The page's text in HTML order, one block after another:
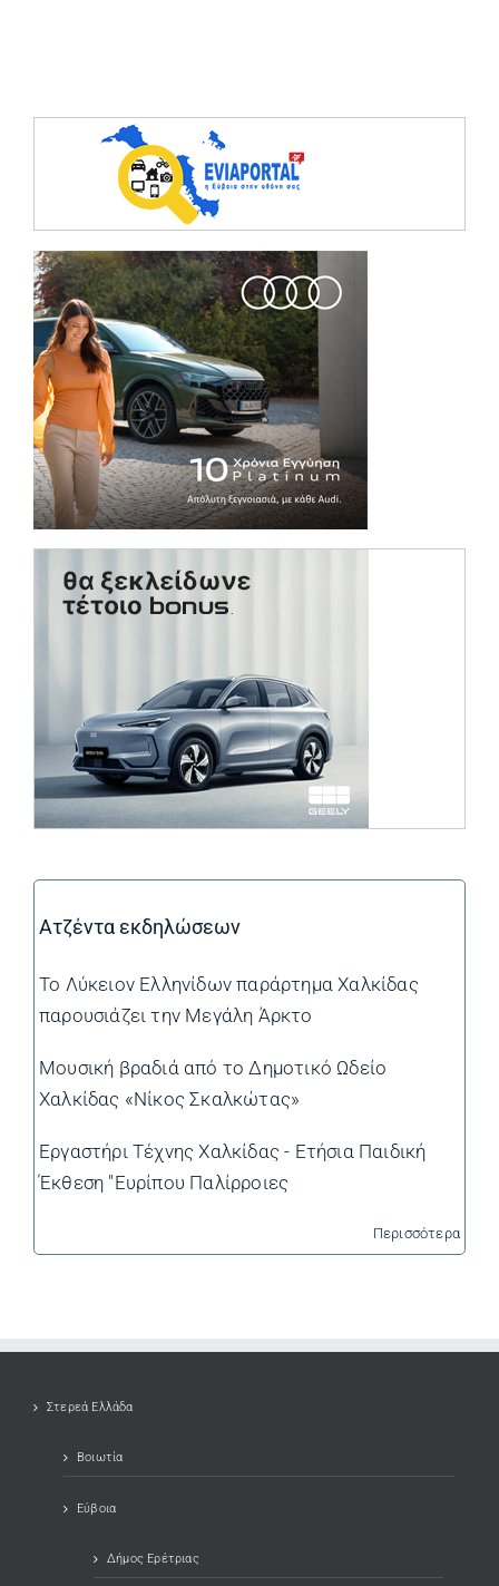
Ατζέντα εκδηλώσεων
Το Λύκειον Ελληνίδων παράρτημα Χαλκίδας
παρουσιάζει την Μεγάλη Άρκτο
Μουσική βραδιά από το Δημοτικό Ωδείο
Χαλκίδας «Νίκος Σκαλκώτας»
Εργαστήρι Τέχνης Χαλκίδας - Ετήσια Παιδική
Έκθεση "Ευρίπου Παλίρροιες
Περισσότερα
Στερεά Ελλάδα
Βοιωτία
Εύβοια
Δήμος Ερέτριας